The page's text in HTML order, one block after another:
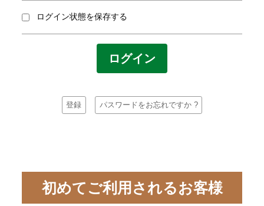
ログイン状態を保存する
登録 パスワードをお忘れですか ?
初めてご利用されるお客様